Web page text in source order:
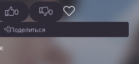
0 0
Поделиться